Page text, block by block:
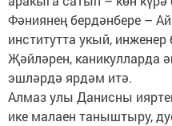
Фәниянең бердәнбере –
институтта укый,
Җәйләрен, каникулларда
эшләрдә ярдәм итә.
Алмаз улы Данисны
ике малаен таныштыру,